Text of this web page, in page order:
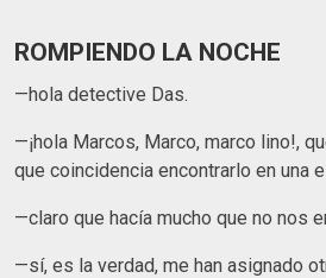
ROMPIENDO LA NOCHE
—hola detective Das.
—¡hola Marcos, Marco, marco lino!,
que coincidencia encontrarlo en una
—claro que hacía mucho que no nos
—sí, es la verdad, me han asignado